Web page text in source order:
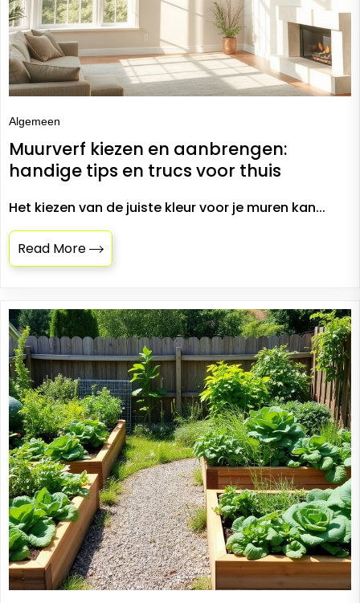
Algemeen
Muurverf kiezen en aanbrengen:
handige tips en trucs voor thuis
Het kiezen van de juiste kleur voor je muren kan...
Read More